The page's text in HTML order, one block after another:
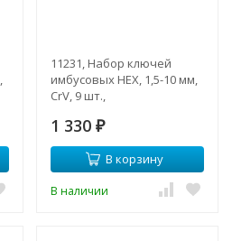
11231, Набор ключей
имбусовых HEX, 1,5-10 мм,
CrV, 9 шт.,
удлиненные
1 330 ₽
В корзину
В наличии